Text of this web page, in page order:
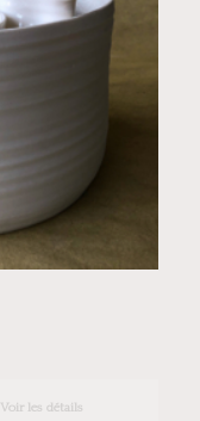
Voir les détails